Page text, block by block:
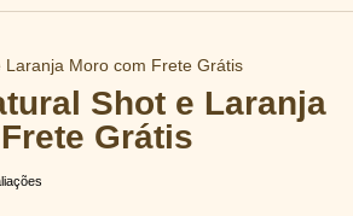
Laranja Moro com Frete Grátis
Shot e Laranja
Grátis